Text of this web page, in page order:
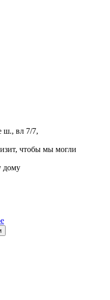
ш., вл 7/7,
чтобы мы могли
дому